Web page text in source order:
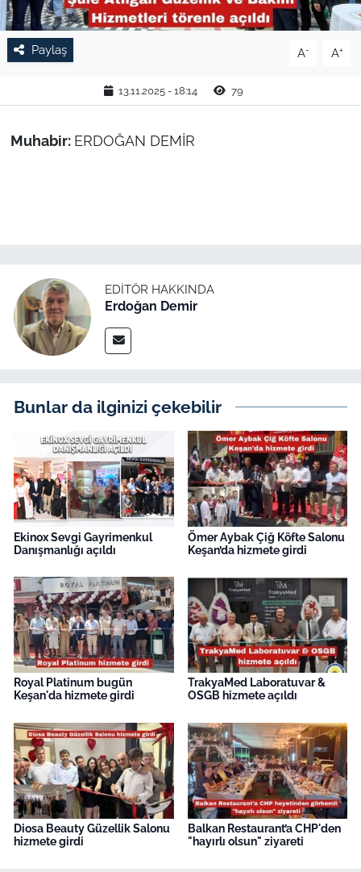
Paylaş A- A+
13.11.2025 - 18:14 79
Muhabir: ERDOĞAN DEMİR
EDITÖR HAKKINDA
Erdoğan Demir
Bunlar da ilginizi çekebilir
Ekinox Sevgi Gayrimenkul
Danışmanlığı açıldı
Ömer Aybak Çiğ Köfte Salonu
Keşan’da hizmete girdi
Royal Platinum bugün
Keşan'da hizmete girdi
TrakyaMed Laboratuvar &
OSGB hizmete açıldı
Diosa Beauty Güzellik Salonu
hizmete girdi
Balkan Restaurant’a CHP'den
"hayırlı olsun" ziyareti
SPOR
TÜRKİYE
Bölge
Genel
Politika
Flaş Haber
Dış Haberler
İş Dünyası
Bilim Teknoloji
English News
Canlı Maç
Finans
Genel-A